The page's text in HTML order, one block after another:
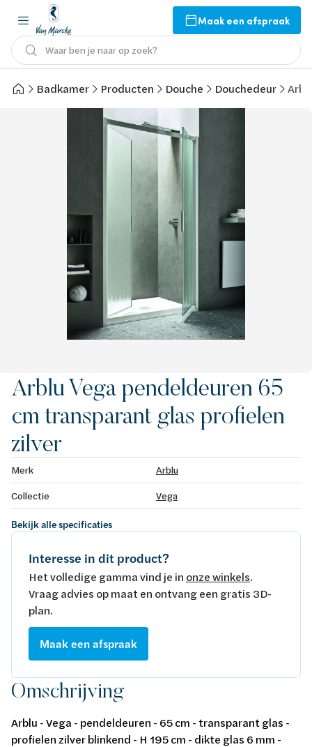
Maak een afspraak
Waar ben je naar op zoek?
Badkamer Producten Douche Douchedeur
Arblu Vega pendeldeuren 65
cm transparant glas profielen
zilver
Merk
Arblu
Collectie
Vega
Bekijk alle specificaties
Interesse in dit product?
Het volledige gamma vind je in onze winkels.
Vraag advies op maat en ontvang een gratis 3D-
plan.
Maak een afspraak
Omschrijving
Arblu - Vega - pendeldeuren - 65 cm - transparant glas -
profielen zilver blinkend - H 195 cm - dikte glas 6 mm -